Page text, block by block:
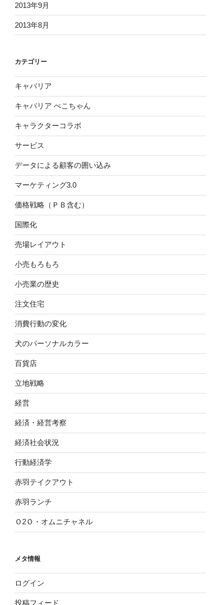
2013年9月
2013年8月
カテゴリー
キャバリア
キャバリア ぺこちゃん
キャラクターコラボ
サービス
データによる顧客の囲い込み
マーケティング3.0
価格戦略（ＰＢ含む）
国際化
売場レイアウト
小売もろもろ
小売業の歴史
注文住宅
消費行動の変化
犬のパーソナルカラー
百貨店
立地戦略
経営
経済・経営考察
経済社会状況
行動経済学
赤羽テイクアウト
赤羽ランチ
Ｏ2Ｏ・オムニチャネル
メタ情報
ログイン
投稿フィード